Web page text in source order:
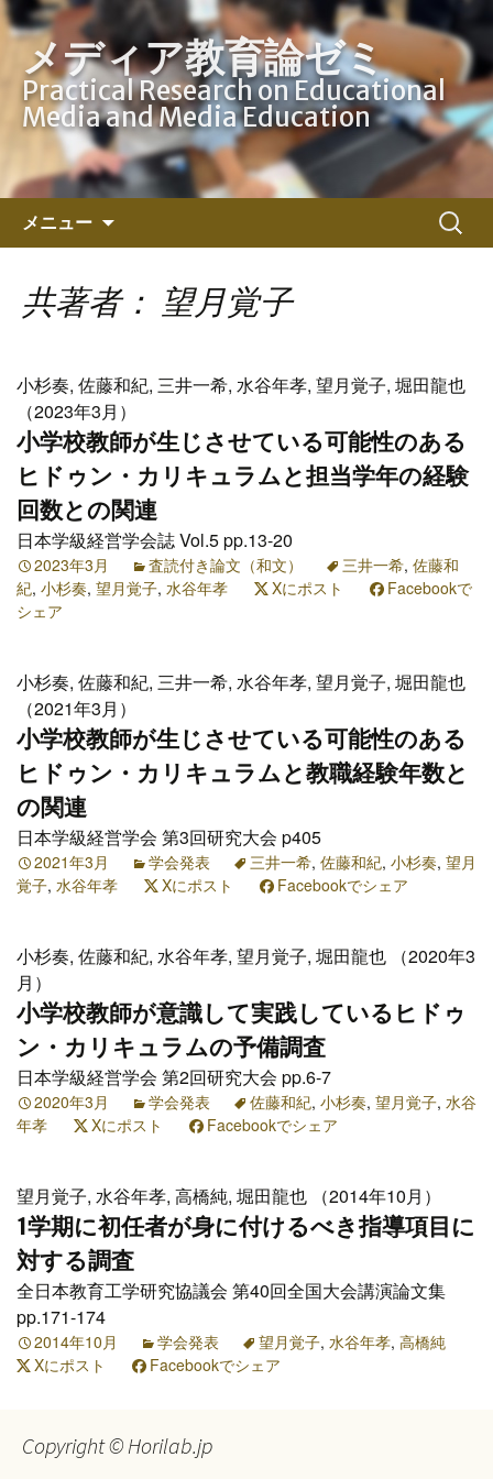
メディア教育論ゼミ
Practical Research on Educational
Media and Media Education
メニュー
ン
ツ
キ
ッ
プ
検
索:
共著者： 望月覚子
小杉奏, 佐藤和紀, 三井一希, 水谷年孝, 望月覚子, 堀田龍也
（2023年3月）
小学校教師が生じさせている可能性のある
ヒドゥン・カリキュラムと担当学年の経験
回数との関連
日本学級経営学会誌 Vol.5 pp.13-20
2023年3月 査読付き論文（和文） 三井一希, 佐藤和
紀, 小杉奏, 望月覚子, 水谷年孝 Xにポスト
Facebookで
シェア
小杉奏, 佐藤和紀, 三井一希, 水谷年孝, 望月覚子, 堀田龍也
（2021年3月）
小学校教師が生じさせている可能性のある
ヒドゥン・カリキュラムと教職経験年数と
の関連
日本学級経営学会 第3回研究大会 p405
2021年3月 学会発表 三井一希, 佐藤和紀, 小杉奏, 望月
覚子, 水谷年孝 Xにポスト Facebookでシェア
小杉奏, 佐藤和紀, 水谷年孝, 望月覚子, 堀田龍也 （2020年3
月）
小学校教師が意識して実践しているヒドゥ
ン・カリキュラムの予備調査
日本学級経営学会 第2回研究大会 pp.6-7
2020年3月 学会発表 佐藤和紀, 小杉奏, 望月覚子, 水谷
年孝
Xにポスト Facebookでシェア
望月覚子, 水谷年孝, 高橋純, 堀田龍也 （2014年10月）
1学期に初任者が身に付けるべき指導項目に
対する調査
全日本教育工学研究協議会 第40回全国大会講演論文集
pp.171-174
2014年10月 学会発表 望月覚子, 水谷年孝, 高橋純
Xにポスト
Facebookでシェア
Copyright © Horilab.jp